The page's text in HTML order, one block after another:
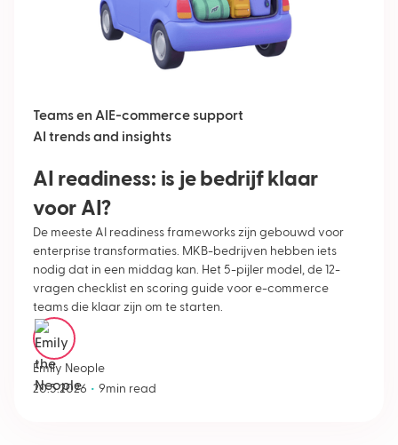
Teams en AIE-commerce support
AI trends and insights
AI readiness: is je bedrijf klaar
voor AI?
De meeste AI readiness frameworks zijn gebouwd voor
enterprise transformaties. MKB-bedrijven hebben iets
nodig dat in een middag kan. Het 5-pijler model, de 12-
vragen checklist en scoring guide voor e-commerce
teams die klaar zijn om te starten.
Emily Neople
20.5.2026 • 9min read